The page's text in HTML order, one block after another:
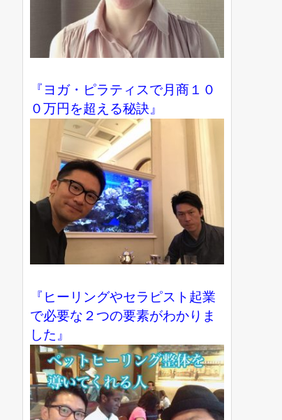
『ヨガ・ピラティスで月商１０
０万円を超える秘訣』
『ヒーリングやセラピスト起業
で必要な２つの要素がわかりま
した』